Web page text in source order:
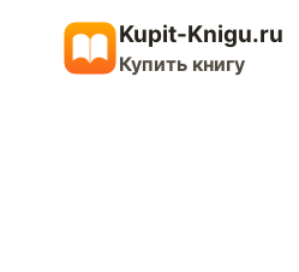
содержимому
Kupit-Knigu.ru
Купить книгу